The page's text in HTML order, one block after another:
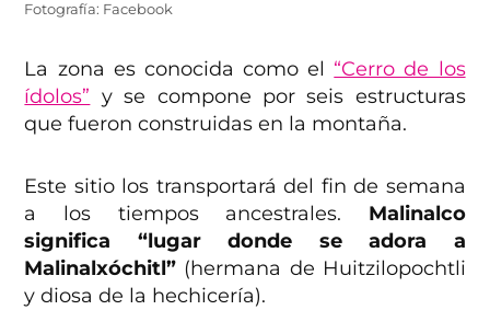
Fotografía: Facebook
La zona es conocida como el “Cerro de los
ídolos” y se compone por seis estructuras
que fueron construidas en la montaña.
Este sitio los transportará del fin de semana
a los tiempos ancestrales. Malinalco
significa “lugar donde se adora a
Malinalxóchitl” (hermana de Huitzilopochtli
y diosa de la hechicería).